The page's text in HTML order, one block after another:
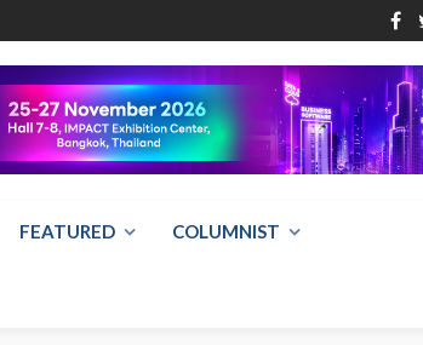
FEATURED COLUMNIST